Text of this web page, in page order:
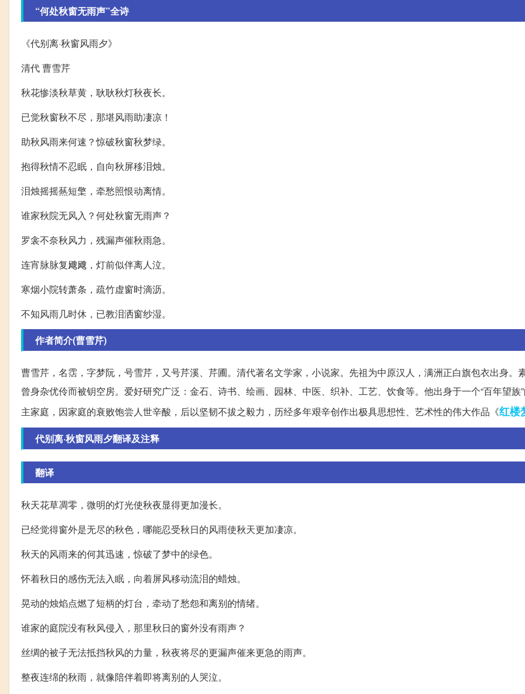
“何处秋窗无雨声”全诗
《代别离·秋窗风雨夕》
清代 曹雪芹
秋花惨淡秋草黄，耿耿秋灯秋夜长。
已觉秋窗秋不尽，那堪风雨助凄凉！
助秋风雨来何速？惊破秋窗秋梦绿。
抱得秋情不忍眠，自向秋屏移泪烛。
泪烛摇摇爇短檠，牵愁照恨动离情。
谁家秋院无风入？何处秋窗无雨声？
罗衾不奈秋风力，残漏声催秋雨急。
连宵脉脉复飕飕，灯前似伴离人泣。
寒烟小院转萧条，疏竹虚窗时滴沥。
不知风雨几时休，已教泪洒窗纱湿。
作者简介(曹雪芹)
曹雪芹，名霑，字梦阮，号雪芹，又号芹溪、芹圃。清代著名文学家，小说家。先祖为中原汉人，满洲正白旗包衣出身。
曾身杂优伶而被钥空房。爱好研究广泛：金石、诗书、绘画、园林、中医、织补、工艺、饮食等。他出身于一个“百年望族
主家庭，因家庭的衰败饱尝人世辛酸，后以坚韧不拔之毅力，历经多年艰辛创作出极具思想性、艺术性的伟大作品《红楼
代别离·秋窗风雨夕翻译及注释
翻译
秋天花草凋零，微明的灯光使秋夜显得更加漫长。
已经觉得窗外是无尽的秋色，哪能忍受秋日的风雨使秋天更加凄凉。
秋天的风雨来的何其迅速，惊破了梦中的绿色。
怀着秋日的感伤无法入眠，向着屏风移动流泪的蜡烛。
晃动的烛焰点燃了短柄的灯台，牵动了愁怨和离别的情绪。
谁家的庭院没有秋风侵入，那里秋日的窗外没有雨声？
丝绸的被子无法抵挡秋风的力量，秋夜将尽的更漏声催来更急的雨声。
整夜连绵的秋雨，就像陪伴着即将离别的人哭泣。